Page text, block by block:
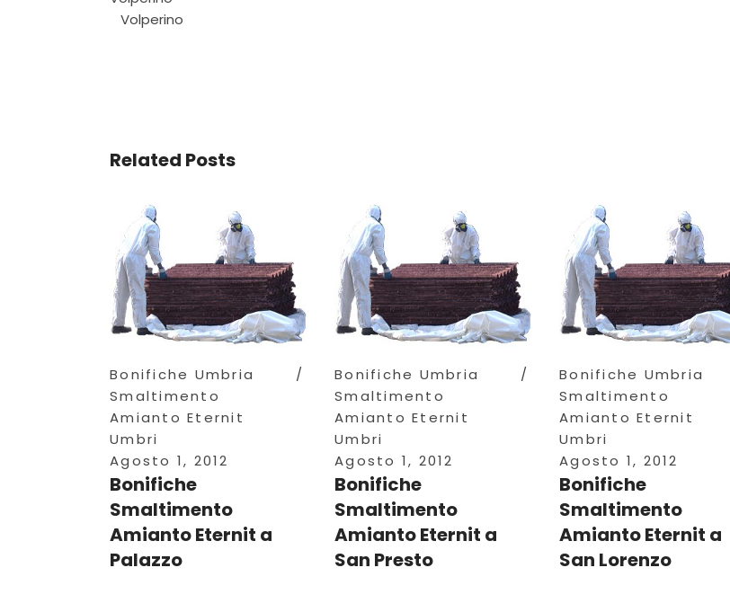
Volperino
Related Posts
Bonifiche Umbria
Smaltimento
Amianto Eternit
Umbri
Agosto 1, 2012
Bonifiche
Smaltimento
Amianto Eternit a
Palazzo
Bonifiche Umbria
Smaltimento
Amianto Eternit
Umbri
Agosto 1, 2012
Bonifiche
Smaltimento
Amianto Eternit a
San Presto
Bonifiche Umbria
Smaltimento
Amianto Eternit
Umbri
Agosto 1, 2012
Bonifiche
Smaltimento
Amianto Eternit a
San Lorenzo